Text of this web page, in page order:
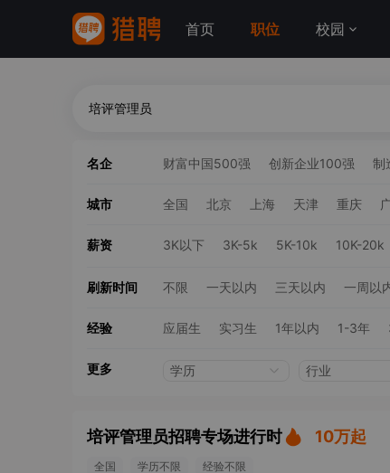
首页 职位 校园
名企 财富中国500强 创新企业100强 制
城市 全国 北京 上海 天津 重庆
薪资 3K以下 3K-5k 5K-10k 10K-20k
刷新时间 不限 一天以内 三天以内 一周以
经验 应届生 实习生 1年以内 1-3年
更多 学历 行业
培评管理员招聘专场进行时 10万起
全国 学历不限 经验不限